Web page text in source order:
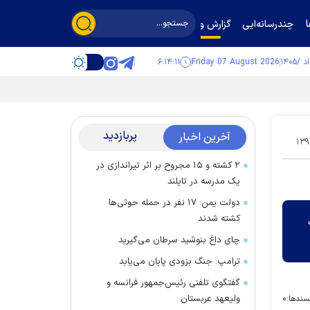
چندرسانه‌ایی گزارش و گفت‌وگو
Friday 07 August 2026 ۶:۱۴:۱۲
۰۸
۰
آخرین اخبار پربازدید
۲ کشته و ۱۵ مجروح بر اثر تیراندازی در
یک مدرسه در تایلند
دولت یمن: ۱۷ نفر در حمله حوثی‌ها
کشته شدند
چای داغ بنوشید سرطان می‌گیرید
ترامپ: جنگ بزودی پایان می‌یابد
گفتگوی تلفنی رئیس‌جمهور فرانسه و
ولیعهد عربستان